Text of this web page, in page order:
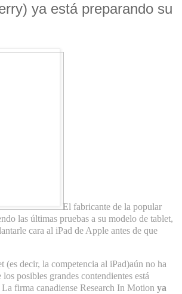
ya está preparando su
El fabricante de la popular
las últimas pruebas a su modelo de tablet,
cara al iPad de Apple antes de que
(es decir, la competencia al iPad)aún no ha
posibles grandes contendientes está
La firma canadiense Research In Motion ya